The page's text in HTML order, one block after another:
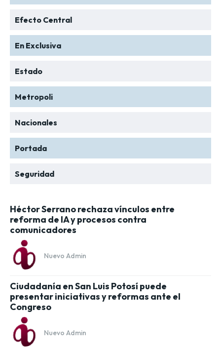
Efecto Central
En Exclusiva
Estado
Metropoli
Nacionales
Portada
Seguridad
Héctor Serrano rechaza vínculos entre
reforma de IA y procesos contra
comunicadores
Nuevo Admin
Ciudadanía en San Luis Potosí puede
presentar iniciativas y reformas ante el
Congreso
Nuevo Admin